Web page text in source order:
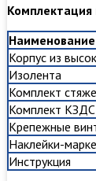
Наименование
Корпус из
Изолента
Комплект
Комплект КЗДС
Крепежные
Наклейки-
Инструкция